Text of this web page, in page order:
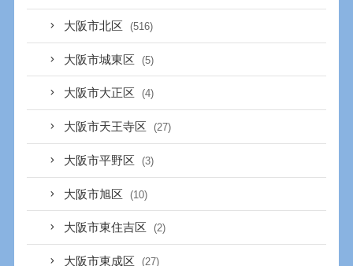
大阪市北区 (516)
大阪市城東区 (5)
大阪市大正区 (4)
大阪市天王寺区 (27)
大阪市平野区 (3)
大阪市旭区 (10)
大阪市東住吉区 (2)
大阪市東成区 (27)